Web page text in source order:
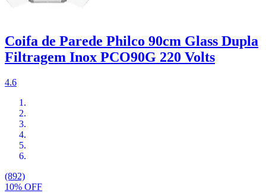
Coifa de Parede Philco 90cm Glass Dupla
Filtragem Inox PCO90G 220 Volts
4.6
(892)
10% OFF